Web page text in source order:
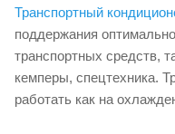
Транспортный
поддержания
транспортных средств,
кемперы, спецтехника.
работать как на